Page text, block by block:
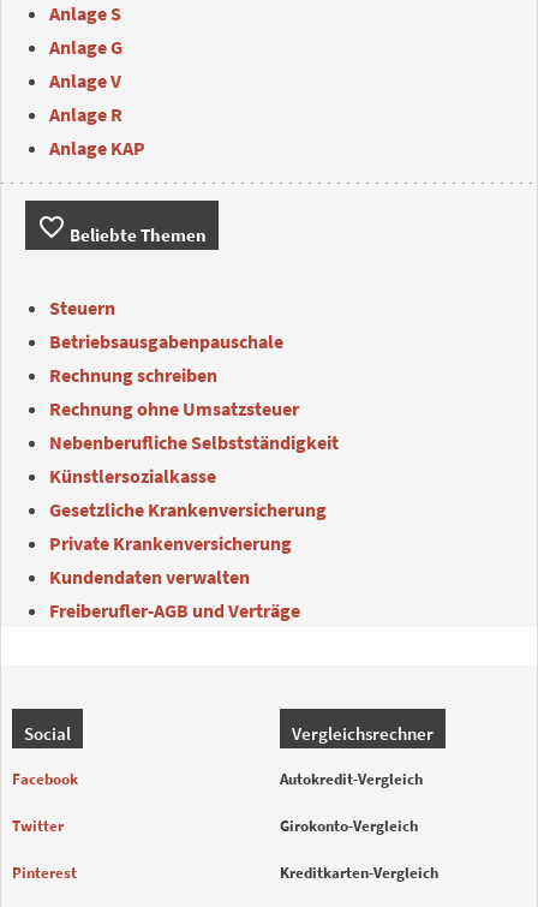
Anlage S
Anlage G
Anlage V
Anlage R
Anlage KAP
favorite_border Beliebte Themen
Steuern
Betriebsausgabenpauschale
Rechnung schreiben
Rechnung ohne Umsatzsteuer
Nebenberufliche Selbstständigkeit
Künstlersozialkasse
Gesetzliche Krankenversicherung
Private Krankenversicherung
Kundendaten verwalten
Freiberufler-AGB und Verträge
Social
Facebook
Twitter
Pinterest
Vergleichsrechner
Autokredit-Vergleich
Girokonto-Vergleich
Kreditkarten-Vergleich